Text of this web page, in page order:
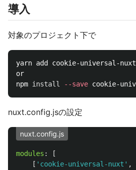
導入
対象のプロジェクト下で
yarn add cookie-universal-nuxt
or
npm install --save
nuxt.config.jsの設定
nuxt.config.js
modules :
[
[ ' cookie-universal-nuxt ' ,